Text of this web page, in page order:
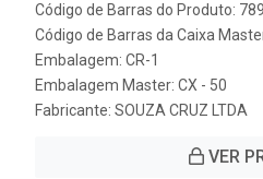
Código de Barras do Produto:
Código de Barras da Caixa
Embalagem: CR-1
Embalagem Master: CX - 50
Fabricante: SOUZA CRUZ LTDA
VER